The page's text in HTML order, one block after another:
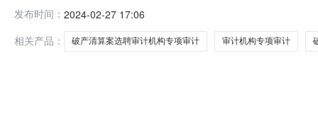
有限公司（以下简称“鑫发装饰公司”）破产清算一案。
鑫发装饰工程
发布时间： 2024-02-27 17:06
相关产品：
破产清算案选聘审计机构专项审计 审计机构专项审计